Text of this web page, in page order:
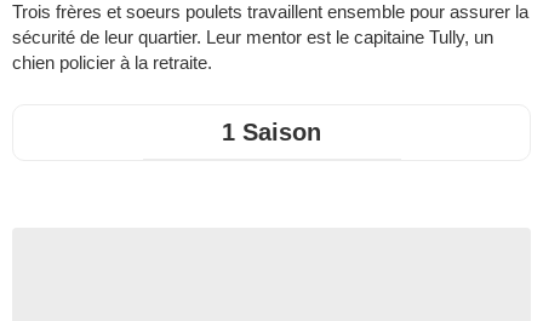
Trois frères et soeurs poulets travaillent ensemble pour assurer la
sécurité de leur quartier. Leur mentor est le capitaine Tully, un
chien policier à la retraite.
1 Saison